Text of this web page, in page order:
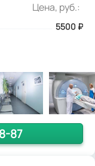
Цена, руб.:
5500 ₽
87